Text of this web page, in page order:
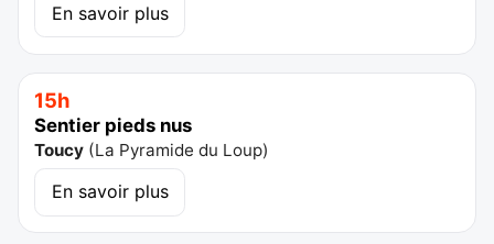
En savoir plus
15h
Sentier pieds nus
Toucy (La Pyramide du Loup)
En savoir plus